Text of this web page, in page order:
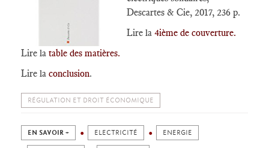
Descartes & Cie, 2017, 236 p.
Lire la 4ième de couverture.
Lire la table des matières.
Lire la conclusion.
RÉGULATION ET DROIT ÉCONOMIQUE
EN SAVOIR + ELECTRICITÉ ENERGIE